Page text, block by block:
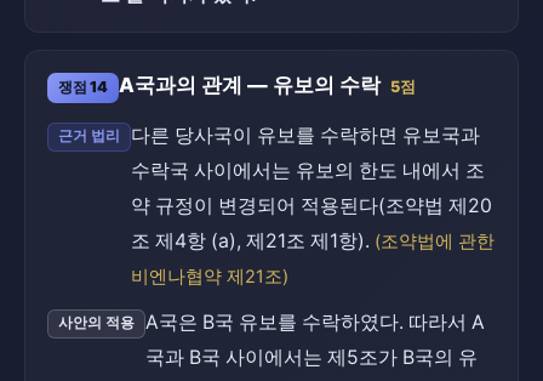
쟁점 14 A국과의 관계 — 유보의 수락 5점
근거 법리
다른 당사국이 유보를 수락하면 유보국과
수락국 사이에서는 유보의 한도 내에서 조
약 규정이 변경되어 적용된다(조약법 제20
조 제4항 (a), 제21조 제1항). (조약법에 관한
비엔나협약 제21조)
사안의 적용
A국은 B국 유보를 수락하였다. 따라서 A
국과 B국 사이에서는 제5조가 B국의 유